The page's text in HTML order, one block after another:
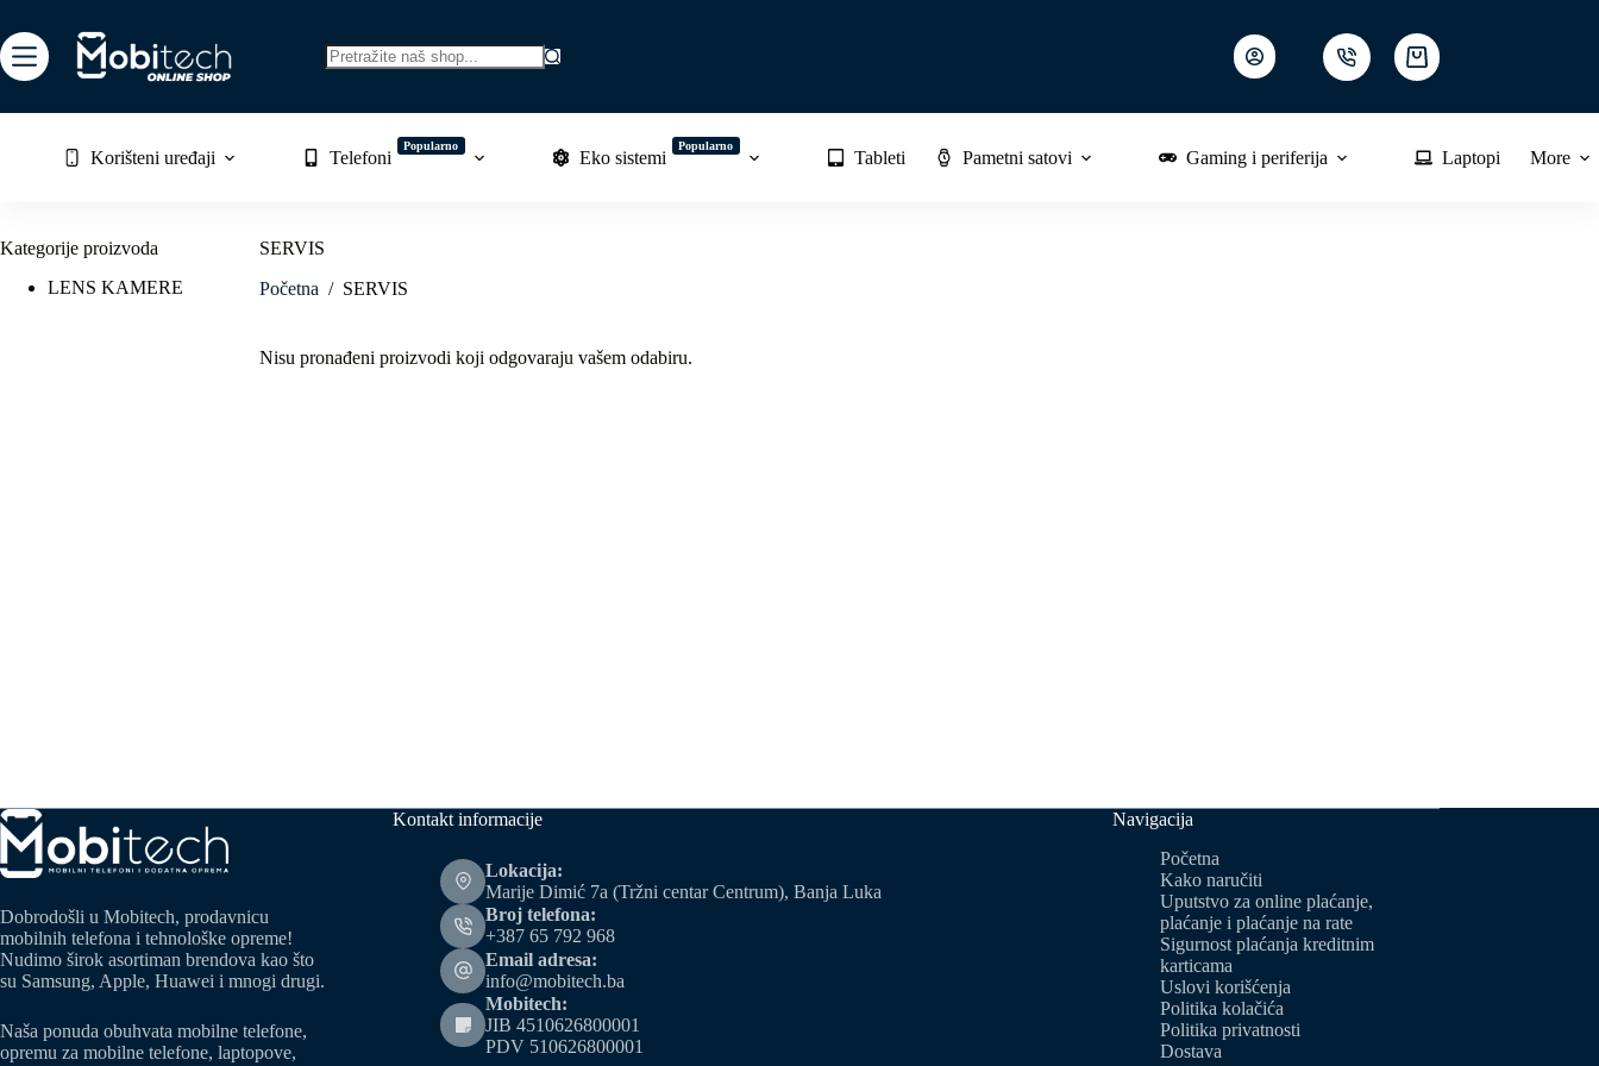
to
content
Shopping
cart
Korišteni uređaji Telefoni
Popularno
Eko sistemi
Popularno
Tableti Pametni satovi Gaming i periferija Laptopi More
SERVIS
Početna / SERVIS
Nisu pronađeni proizvodi koji odgovaraju vašem odabiru.
Kategorije proizvoda
LENS KAMERE
Dobrodošli u Mobitech, prodavnicu
mobilnih telefona i tehnološke opreme!
Nudimo širok asortiman brendova kao što
su Samsung, Apple, Huawei i mnogi drugi.
Naša ponuda obuhvata mobilne telefone,
opremu za mobilne telefone, laptopove,
Kontakt informacije
Lokacija:
Marije Dimić 7a (Tržni centar Centrum), Banja Luka
Broj telefona:
+387 65 792 968
Email adresa:
info@mobitech.ba
Mobitech:
JIB 4510626800001
PDV 510626800001
Navigacija
Početna
Kako naručiti
Uputstvo za online plaćanje,
plaćanje i plaćanje na rate
Sigurnost plaćanja kreditnim
karticama
Uslovi korišćenja
Politika kolačića
Politika privatnosti
Dostava